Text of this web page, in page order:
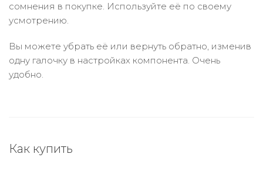
сомнения в покупке. Используйте её по своему
усмотрению.
Вы можете убрать её или вернуть обратно, изменив
одну галочку в настройках компонента. Очень
удобно.
Как купить